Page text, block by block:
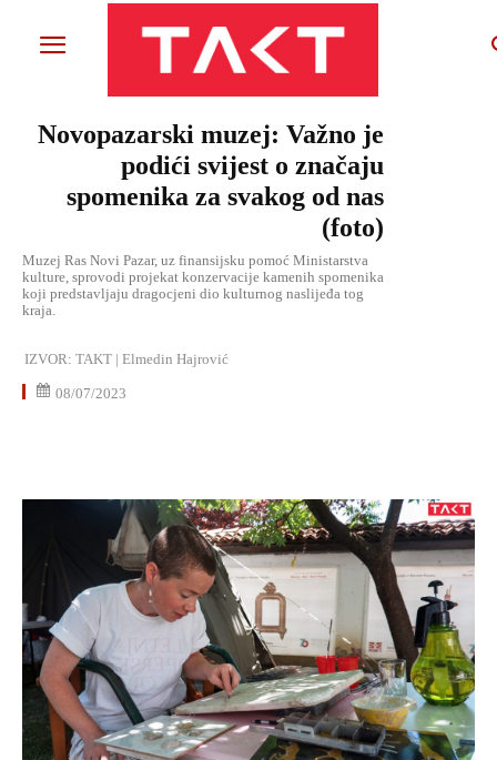
Novopazarski muzej: Važno je
podići svijest o značaju
spomenika za svakog od nas
(foto)
Muzej Ras Novi Pazar, uz finansijsku pomoć Ministarstva
kulture, sprovodi projekat konzervacije kamenih spomenika
koji predstavljaju dragocjeni dio kulturnog naslijeđa tog
kraja.
IZVOR: TAKT | Elmedin Hajrović
08/07/2023